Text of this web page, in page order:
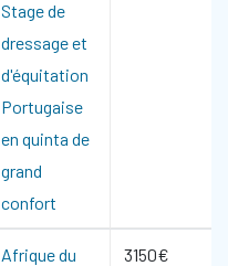
Stage de
dressage et
d'équitation
Portugaise
en quinta de
grand
confort
Afrique du
3150€